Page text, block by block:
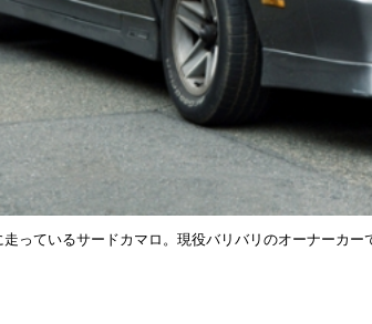
っているサードカマロ。現役バリバリのオーナーカ